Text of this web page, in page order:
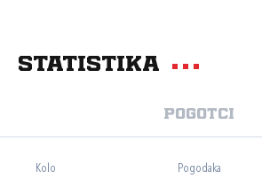
Statistika
Pogotci
Kolo Pogodaka